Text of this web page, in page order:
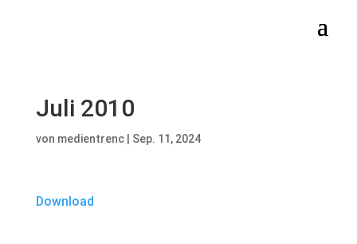
Juli 2010
von medientrenc| Sep. 11, 2024
Download